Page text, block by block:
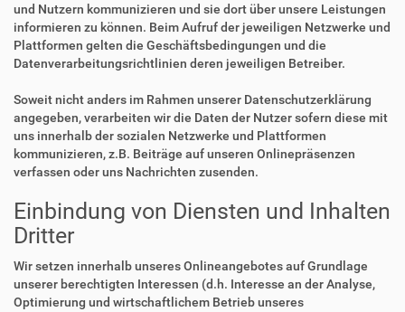
und Nutzern kommunizieren und sie dort über unsere Leistungen
informieren zu können. Beim Aufruf der jeweiligen Netzwerke und
Plattformen gelten die Geschäftsbedingungen und die
Datenverarbeitungsrichtlinien deren jeweiligen Betreiber.
Soweit nicht anders im Rahmen unserer Datenschutzerklärung
angegeben, verarbeiten wir die Daten der Nutzer sofern diese mit
uns innerhalb der sozialen Netzwerke und Plattformen
kommunizieren, z.B. Beiträge auf unseren Onlinepräsenzen
verfassen oder uns Nachrichten zusenden.
Einbindung von Diensten und Inhalten
Dritter
Wir setzen innerhalb unseres Onlineangebotes auf Grundlage
unserer berechtigten Interessen (d.h. Interesse an der Analyse,
Optimierung und wirtschaftlichem Betrieb unseres